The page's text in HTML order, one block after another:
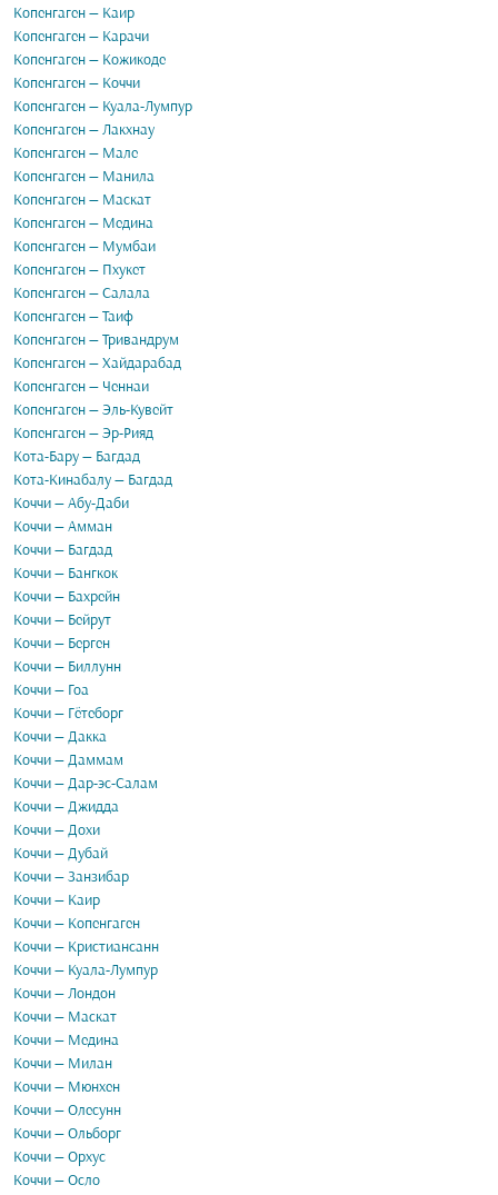
Копенгаген — Каир
Копенгаген — Карачи
Копенгаген — Кожикоде
Копенгаген — Коччи
Копенгаген — Куала-Лумпур
Копенгаген — Лакхнау
Копенгаген — Мале
Копенгаген — Манила
Копенгаген — Маскат
Копенгаген — Медина
Копенгаген — Мумбаи
Копенгаген — Пхукет
Копенгаген — Салала
Копенгаген — Таиф
Копенгаген — Тривандрум
Копенгаген — Хайдарабад
Копенгаген — Ченнаи
Копенгаген — Эль-Кувейт
Копенгаген — Эр-Рияд
Кота-Бару — Багдад
Кота-Кинабалу — Багдад
Коччи — Абу-Даби
Коччи — Амман
Коччи — Багдад
Коччи — Бангкок
Коччи — Бахрейн
Коччи — Бейрут
Коччи — Берген
Коччи — Биллунн
Коччи — Гоа
Коччи — Гётеборг
Коччи — Дакка
Коччи — Даммам
Коччи — Дар-эс-Салам
Коччи — Джидда
Коччи — Дохи
Коччи — Дубай
Коччи — Занзибар
Коччи — Каир
Коччи — Копенгаген
Коччи — Кристиансанн
Коччи — Куала-Лумпур
Коччи — Лондон
Коччи — Маскат
Коччи — Медина
Коччи — Милан
Коччи — Мюнхен
Коччи — Олесунн
Коччи — Ольборг
Коччи — Орхус
Коччи — Осло